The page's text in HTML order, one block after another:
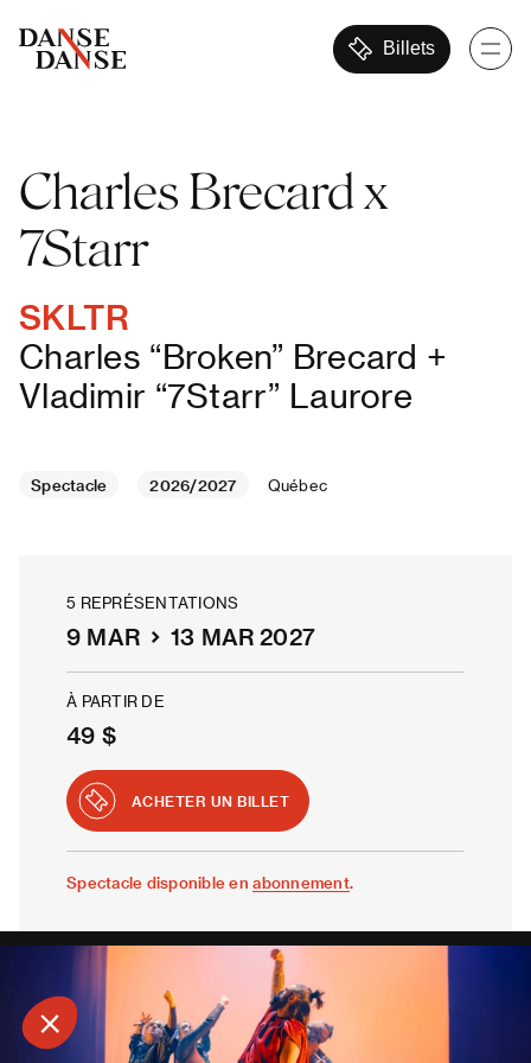
Billets
Charles Brecard x
7Starr
SKLTR
Charles “Broken” Brecard +
Vladimir “7Starr” Laurore
Spectacle 2026/2027 Québec
5 REPRÉSENTATIONS
9 MAR 13 MAR 2027
À PARTIR DE
49 $
ACHETER UN BILLET
Spectacle disponible enabonnement.